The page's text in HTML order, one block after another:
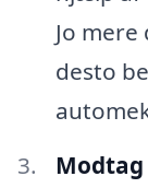
Jo
desto